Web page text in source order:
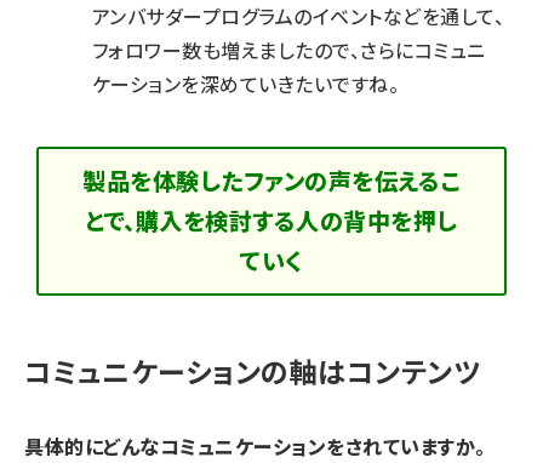
アンバサダープログラムのイベントなどを通して、
フォロワー数も増えましたので、さらにコミュニ
ケーションを深めていきたいですね。
製品を体験したファンの声を伝えるこ
とで、購入を検討する人の背中を押し
ていく
コミュニケーションの軸はコンテンツ
――具体的にどんなコミュニケーションをされていますか。